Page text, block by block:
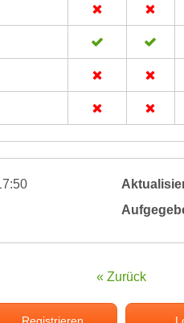
« Zurück
Registrieren